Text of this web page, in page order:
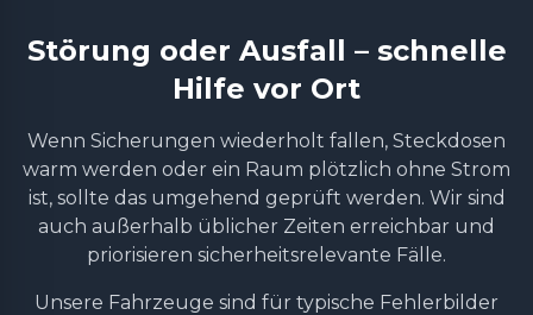
Störung oder Ausfall – schnelle
Hilfe vor Ort
Wenn Sicherungen wiederholt fallen, Steckdosen
warm werden oder ein Raum plötzlich ohne Strom
ist, sollte das umgehend geprüft werden. Wir sind
auch außerhalb üblicher Zeiten erreichbar und
priorisieren sicherheitsrelevante Fälle.
Unsere Fahrzeuge sind für typische Fehlerbilder